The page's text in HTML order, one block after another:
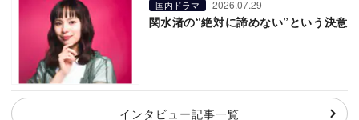
国内ドラマ 2026.07.29
関水渚の“絶対に諦めない”という決意
インタビュー記事一覧